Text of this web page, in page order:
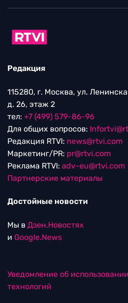
Редакция
115280, г. Москва, ул.
д. 26, этаж 2
тел: +7 (499) 579-86-96
Для общих вопросов:
Редакция RTVI: news@rtvi.com
Маркетинг/PR: pr@rtvi.com
Реклама RTVI: adv-eu@rtvi.com
Партнерские материалы
Достойные новости
Мы в Дзен.Новостях
и Google.News
Уведомление об
технологий